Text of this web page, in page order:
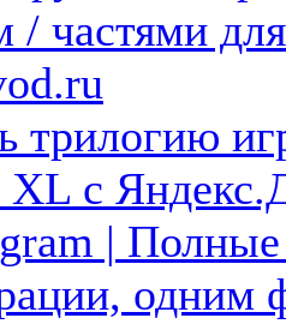
/ частями
трилогию
XL с
| Полные
одним